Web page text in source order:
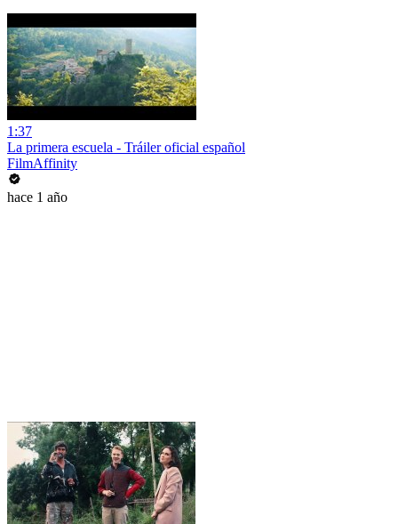
1:37
La primera escuela - Tráiler oficial español
FilmAffinity
hace 1 año